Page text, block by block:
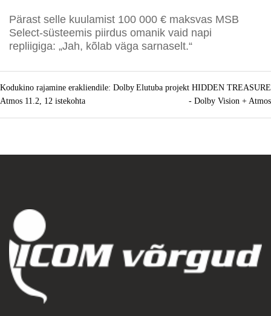
Pärast selle kuulamist 100 000 € maksvas MSB
Select-süsteemis piirdus omanik vaid napi
repliigiga: „Jah, kõlab väga sarnaselt.“
Kodukino rajamine erakliendile: Dolby
Atmos 11.2, 12 istekohta
Elutuba projekt HIDDEN TREASURE
- Dolby Vision + Atmos